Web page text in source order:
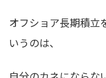
オフショア長期積立
いうのは、